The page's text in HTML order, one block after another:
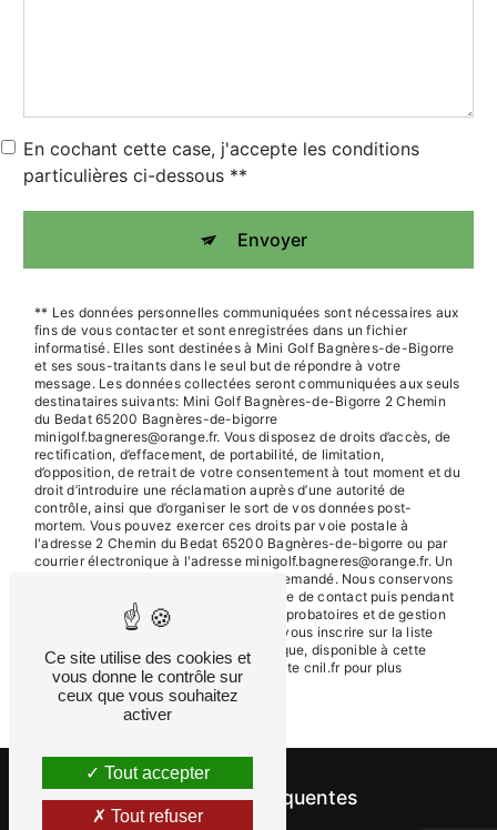
En cochant cette case, j'accepte les conditions
particulières ci-dessous **
Envoyer
** Les données personnelles communiquées sont nécessaires aux
fins de vous contacter et sont enregistrées dans un fichier
informatisé. Elles sont destinées à Mini Golf Bagnères-de-Bigorre
et ses sous-traitants dans le seul but de répondre à votre
message. Les données collectées seront communiquées aux seuls
destinataires suivants: Mini Golf Bagnères-de-Bigorre 2 Chemin
du Bedat 65200 Bagnères-de-bigorre
minigolf.bagneres@orange.fr. Vous disposez de droits d’accès, de
rectification, d’effacement, de portabilité, de limitation,
d’opposition, de retrait de votre consentement à tout moment et du
droit d’introduire une réclamation auprès d’une autorité de
contrôle, ainsi que d’organiser le sort de vos données post-
mortem. Vous pouvez exercer ces droits par voie postale à
l'adresse 2 Chemin du Bedat 65200 Bagnères-de-bigorre ou par
courrier électronique à l'adresse minigolf.bagneres@orange.fr. Un
justificatif d'identité pourra vous être demandé. Nous conservons
vos données pendant la période de prise de contact puis pendant
la durée de prescription légale aux fins probatoires et de gestion
des contentieux. Vous avez le droit de vous inscrire sur la liste
d'opposition au démarchage téléphonique, disponible à cette
adresse:Bloctel.gouv.fr. Consultez le site cnil.fr pour plus
d’informations sur vos droits.
Recherches fréquentes
Ce site utilise des cookies et
vous donne le contrôle sur
ceux que vous souhaitez
activer
Tout accepter
Tout refuser